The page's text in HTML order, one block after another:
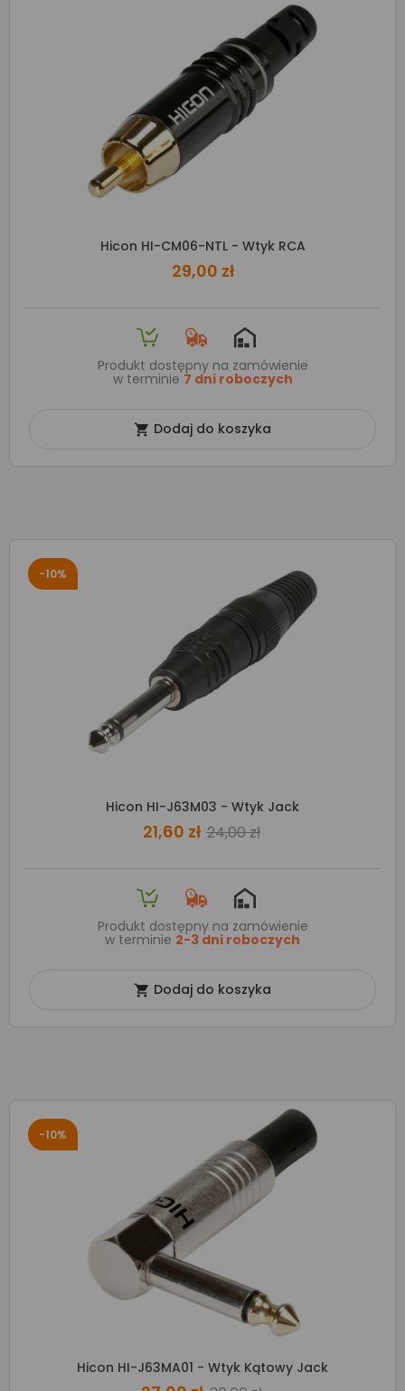
Hicon HI-CM06-NTL - Wtyk RCA
29,00 zł
Produkt dostępny na zamówienie
w terminie 7 dni roboczych
 Dodaj do koszyka
-10%
Hicon HI-J63M03 - Wtyk Jack
21,60 zł 24,00 zł
Produkt dostępny na zamówienie
w terminie 2-3 dni roboczych
 Dodaj do koszyka
-10%
Hicon HI-J63MA01 - Wtyk Kątowy Jack